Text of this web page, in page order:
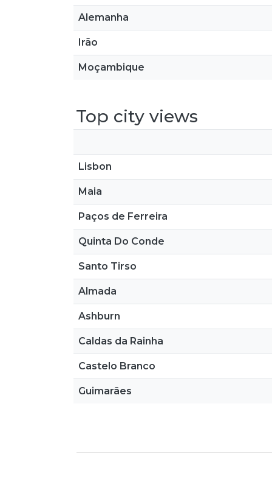
Alemanha
Irão
Moçambique
Top city views
Lisbon
Maia
Paços de Ferreira
Quinta Do Conde
Santo Tirso
Almada
Ashburn
Caldas da Rainha
Castelo Branco
Guimarães